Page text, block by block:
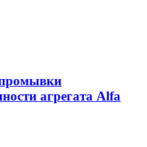
агрегата Alfa